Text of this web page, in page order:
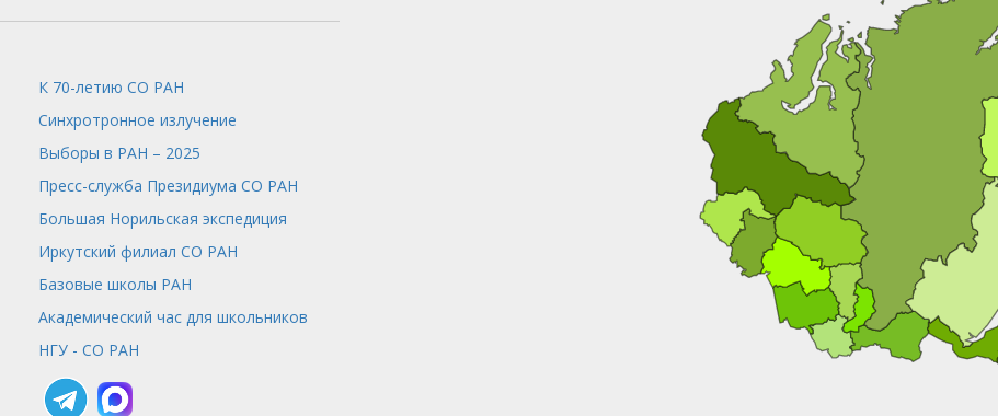
К 70-летию СО РАН
Синхротронное излучение
Выборы в РАН – 2025
Пресс-служба Президиума СО РАН
Большая Норильская экспедиция
Иркутский филиал СО РАН
Базовые школы РАН
Академический час для школьников
НГУ - СО РАН